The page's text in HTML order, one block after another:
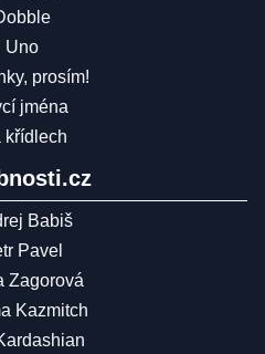
Uno
prosím!
jména
křídlech
Babiš
Pavel
Zagorová
Kazmitch